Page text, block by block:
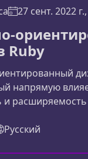
будет
к поиску
с трудностями
27 сент. 2022
Ruby
напрямую
и
вам
ООП, SOLID и
применяя их
Русский